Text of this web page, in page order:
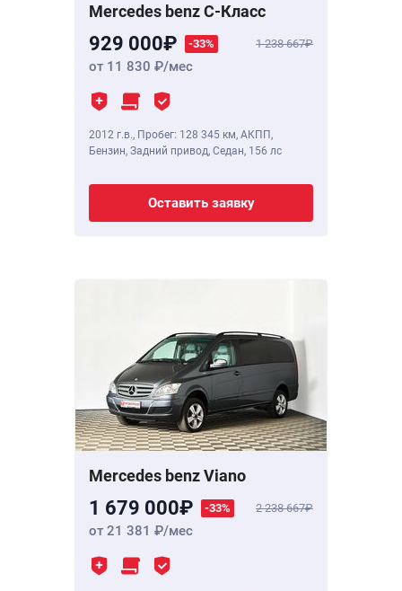
Mercedes benz C-Класс
929 000 -33% 1 238 667
от 11 830 /мес
2012 г.в., Пробег: 128 345 км, АКПП,
Бензин, Задний привод, Седан, 156 лс
Оставить заявку
Mercedes benz Viano
1 679 000 -33% 2 238 667
от 21 381 /мес